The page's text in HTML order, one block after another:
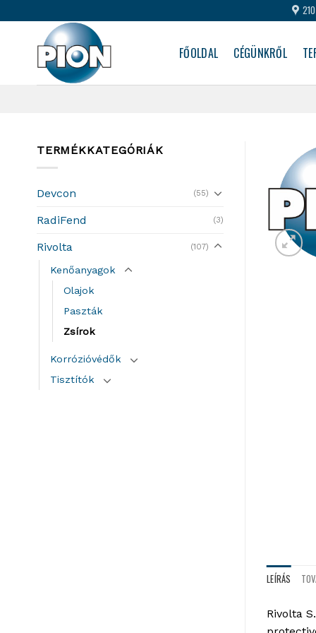
to
content
FŐOLDAL CÉGÜNKRŐL
TERMÉKKATEGÓRIÁK
Devcon (55)
RadiFend (3)
Rivolta (107)
Kenőanyagok
Olajok
Paszták
Zsírok
Korrózióvédők
Tisztítók
LEÍRÁS
Rivolta